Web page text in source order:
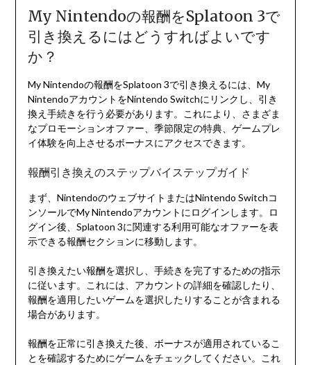
My Nintendoの報酬をSplatoon 3で
引き換えるにはどうすればよいです
か？
My Nintendoの報酬をSplatoon 3で引き換えるには、My
NintendoアカウントをNintendo Switchにリンクし、引き
換え手続きを行う必要があります。これにより、さまざま
なプロモーションオファー、季節限定の特典、ゲームプレ
イ体験を向上させるボーナスにアクセスできます。
報酬引き換えのステップバイステップガイド
まず、NintendoのウェブサイトまたはNintendo Switchコ
ンソールでMy Nintendoアカウントにログインします。ロ
グイン後、Splatoon 3に関連する利用可能なオファーを表
示できる報酬セクションに移動します。
引き換えたい報酬を選択し、手続きを完了するための指示
に従います。これには、アカウントの詳細を確認したり、
報酬を適用したいゲームを選択したりすることが含まれる
場合があります。
報酬を正常に引き換えた後、ボーナスが適用されているこ
とを確認するためにゲームをチェックしてください。これ